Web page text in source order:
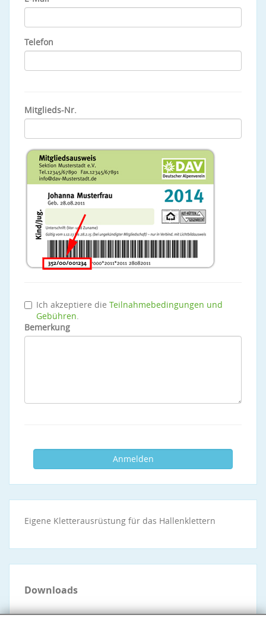
Telefon
Mitglieds-Nr.
Ich akzeptiere die Teilnahmebedingungen und
Gebühren.
Bemerkung
Eigene Kletterausrüstung für das Hallenklettern
Downloads